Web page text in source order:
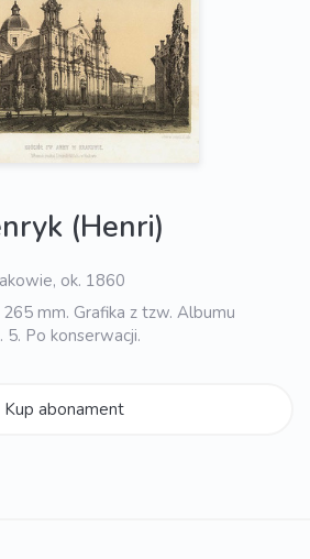
(Henri)
ok. 1860
mm. Grafika z tzw. Albumu
Po konserwacji.
Kup abonament